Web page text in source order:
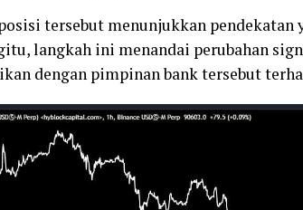
tersebut menunjukkan
langkah ini menandai perubahan
dengan pimpinan bank tersebut